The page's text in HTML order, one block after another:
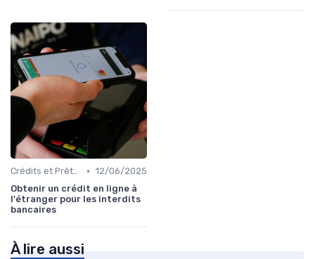
Crédits et Prêts Personnels • 12/06/2025
Obtenir un crédit en ligne à
l'étranger pour les interdits
bancaires
À lire aussi